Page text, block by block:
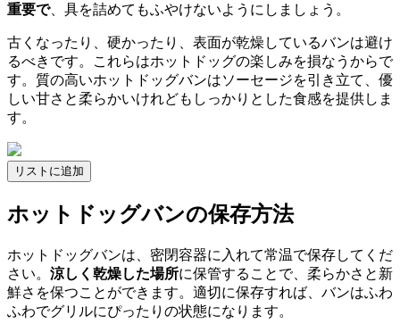
重要で、具を詰めてもふやけないようにしましょう。
古くなったり、硬かったり、表面が乾燥しているバンは避け
るべきです。これらはホットドッグの楽しみを損なうからで
す。質の高いホットドッグバンはソーセージを引き立て、優
しい甘さと柔らかいけれどもしっかりとした食感を提供しま
す。
リストに追加
ホットドッグバンの保存方法
ホットドッグバンは、密閉容器に入れて常温で保存してくだ
さい。 涼しく乾燥した場所に保管することで、柔らかさと新
鮮さを保つことができます。適切に保存すれば、バンはふわ
ふわでグリルにぴったりの状態になります。